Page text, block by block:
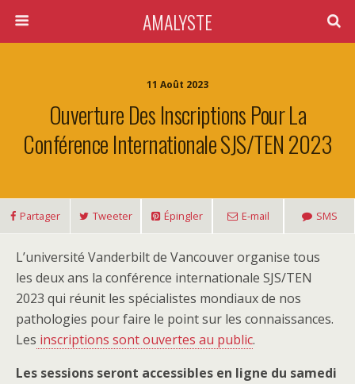
AMALYSTE
11 Août 2023
Ouverture Des Inscriptions Pour La
Conférence Internationale SJS/TEN 2023
Partager Tweeter Épingler E-mail SMS
L’université Vanderbilt de Vancouver organise tous
les deux ans la conférence internationale SJS/TEN
2023 qui réunit les spécialistes mondiaux de nos
pathologies pour faire le point sur les connaissances.
Les inscriptions sont ouvertes au public.
Les sessions seront accessibles en ligne du samedi